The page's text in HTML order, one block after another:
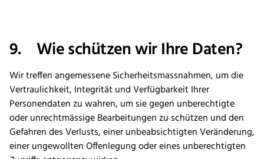
9. Wie schützen wir Ihre Daten?
Wir treffen angemessene Sicherheitsmassnahmen, um die
Vertraulichkeit, Integrität und Verfügbarkeit Ihrer
Personendaten zu wahren, um sie gegen unberechtigte
oder unrechtmässige Bearbeitungen zu schützen und den
Gefahren des Verlusts, einer unbeabsichtigten Veränderung,
einer ungewollten Offenlegung oder eines unberechtigten